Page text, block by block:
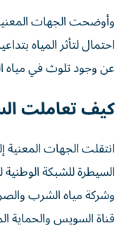
وأوضحت الجهات
احتمال لتأثر المياه
عن وجود تلوث في
كيف تعاملت
انتقلت الجهات المعنية
السيطرة للشبكة الوطنية
وشركة مياه الشرب
قناة السويس والحماية